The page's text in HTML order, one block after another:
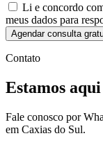
Li e concordo
meus dados para
Agendar consulta
Contato
Estamos aqui
Fale conosco por
em Caxias do Sul.